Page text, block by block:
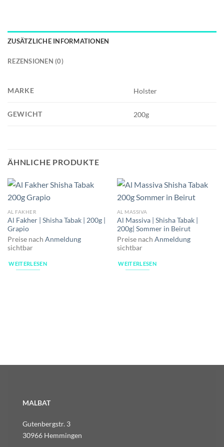
ZUSÄTZLICHE INFORMATIONEN
REZENSIONEN (0)
MARKE Holster
GEWICHT 200g
ÄHNLICHE PRODUKTE
AL FAKHER
Al Fakher | Shisha Tabak | 200g |
Grapio
Preise nach Anmeldung
sichtbar
WEITERLESEN
AL MASSIVA
Al Massiva | Shisha Tabak |
200g| Sommer in Beirut
Preise nach Anmeldung
sichtbar
WEITERLESEN
MALBAT
Gutenbergstr. 3
30966 Hemmingen